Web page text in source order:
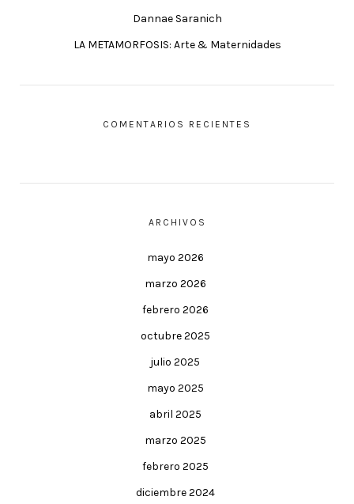
Dannae Saranich
LA METAMORFOSIS: Arte & Maternidades
COMENTARIOS RECIENTES
ARCHIVOS
mayo 2026
marzo 2026
febrero 2026
octubre 2025
julio 2025
mayo 2025
abril 2025
marzo 2025
febrero 2025
diciembre 2024